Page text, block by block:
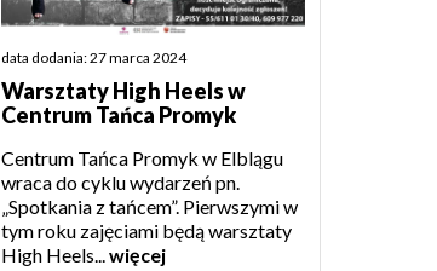
data dodania: 27 marca 2024
Warsztaty High Heels w
Centrum Tańca Promyk
Centrum Tańca Promyk w Elblągu
wraca do cyklu wydarzeń pn.
„Spotkania z tańcem”. Pierwszymi w
tym roku zajęciami będą warsztaty
High Heels...więcej